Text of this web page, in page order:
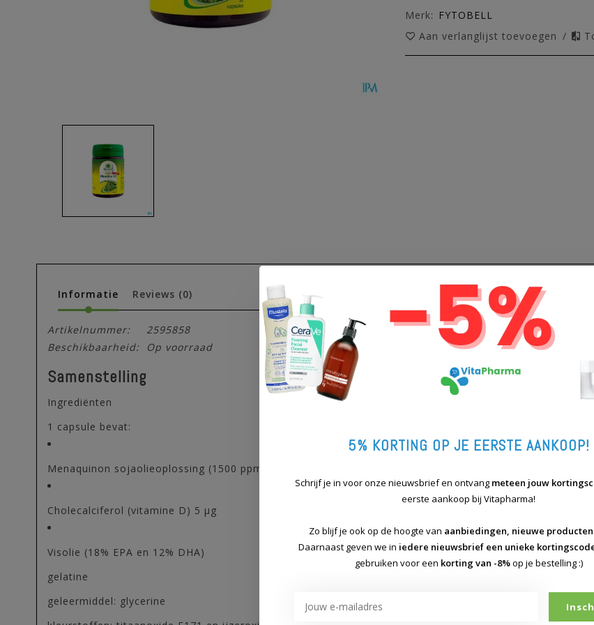
Merk: FYTOBELL
Aan verlanglijst toevoegen /
Informatie Reviews (0)
Artikelnummer:
2595858
Beschikbaarheid:
Op voorraad
Samenstelling
Ingrediënten
1 capsule bevat:
Menaquinon sojaolieoplossing (1500 ppm) = 45 µg vitamine K2
Cholecalciferol (vitamine D) 5 µg
Visolie (18% EPA en 12% DHA)
gelatine
geleermiddel: glycerine
5% KORTING OP JE EERSTE AANKOOP!
Schrijf je in voor onze nieuwsbrief en ontvang meteen jouw
eerste aankoop bij Vitapharma!
Zo blijf je ook op de hoogte van aanbiedingen, nieuwe producten
Daarnaast geven we in iedere nieuwsbrief een unieke
gebruiken voor een korting van -8%op je bestelling :)